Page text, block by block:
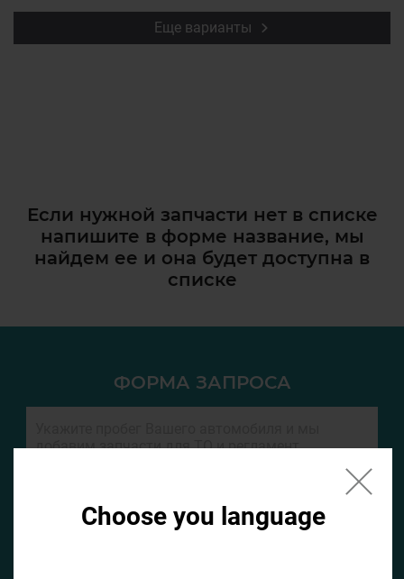
Choose you language
Еще варианты
Если нужной запчасти нет в списке
напишите в форме название, мы
найдем ее и она будет доступна в
списке
ФОРМА ЗАПРОСА